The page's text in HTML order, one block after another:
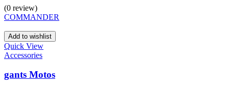
(0 review)
COMMANDER
Add to wishlist
Quick View
Accessories
gants Motos